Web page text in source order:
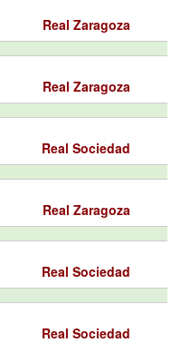
Real Zaragoza
Real Zaragoza
Real Sociedad
Real Zaragoza
Real Sociedad
Real Sociedad